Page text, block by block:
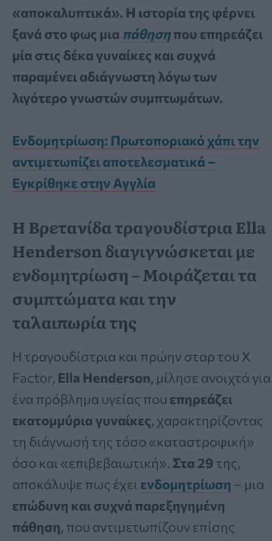
«αποκαλυπτικά». Η ιστορία της φέρνει
ξανά στο φως μια πάθησηπου επηρεάζει
μία στις δέκα γυναίκες και συχνά
παραμένει αδιάγνωστη λόγω των
λιγότερο γνωστών συμπτωμάτων.
Ενδομητρίωση: Πρωτοποριακό χάπι την
αντιμετωπίζει αποτελεσματικά –
Εγκρίθηκε στην Αγγλία
Η Βρετανίδα τραγουδίστρια Ella
Henderson διαγιγνώσκεται με
ενδομητρίωση – Μοιράζεται τα
συμπτώματα και την
ταλαιπωρία της
Η τραγουδίστρια και πρώην σταρ του X
Factor, Ella Henderson, μίλησε ανοιχτά για
ένα πρόβλημα υγείας που επηρεάζει
εκατομμύρια γυναίκες, χαρακτηρίζοντας
τη διάγνωσή της τόσο «καταστροφική»
όσο και «επιβεβαιωτική». Στα 29 της,
αποκάλυψε πως έχει ενδομητρίωση – μια
επώδυνη και συχνά παρεξηγημένη
πάθηση, που αντιμετωπίζουν επίσης